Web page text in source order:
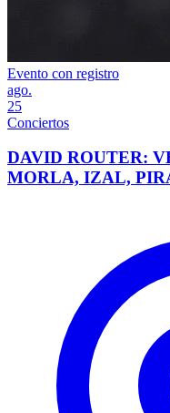
Evento con registro
ago.
25
Conciertos
DAVID ROUTER:
MORLA, IZAL,